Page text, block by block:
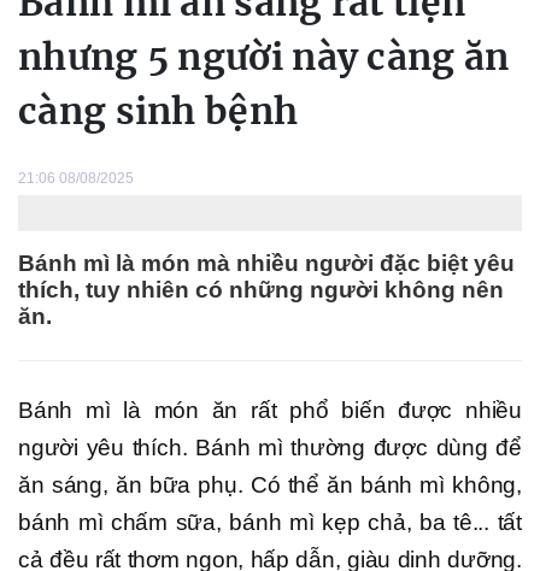
nhưng 5 người này càng ăn
càng sinh bệnh
21:06 08/08/2025
Bánh mì là món mà nhiều người đặc biệt yêu
thích, tuy nhiên có những người không nên
ăn.
Bánh mì là món ăn rất phổ biến được nhiều
người yêu thích. Bánh mì thường được dùng để
ăn sáng, ăn bữa phụ. Có thể ăn bánh mì không,
bánh mì chấm sữa, bánh mì kẹp chả, ba tê... tất
cả đều rất thơm ngon, hấp dẫn, giàu dinh dưỡng.